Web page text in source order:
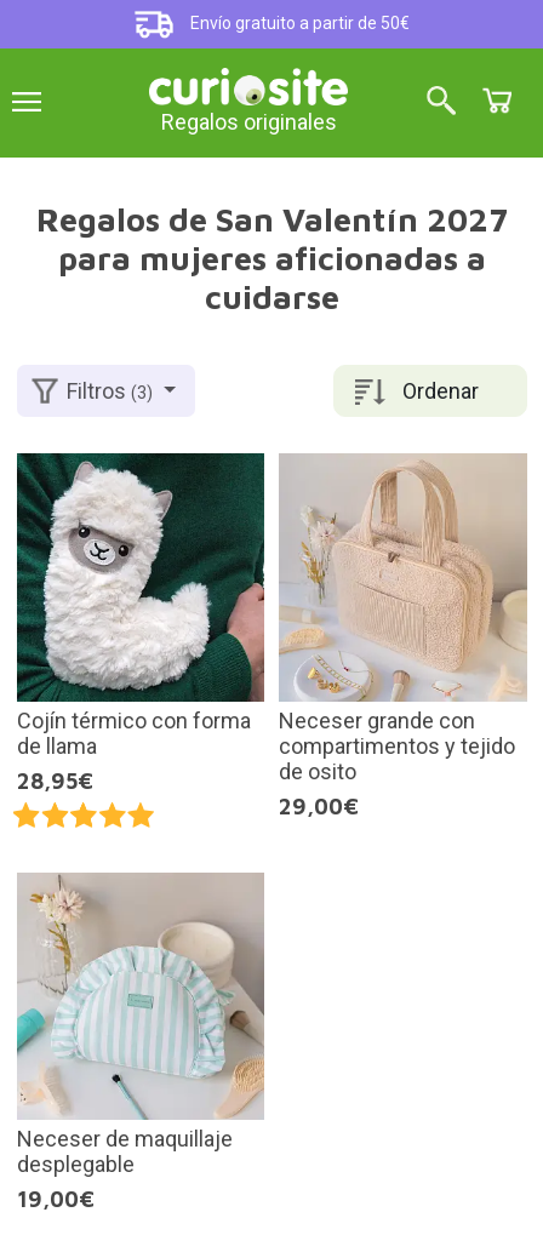
Envío gratuito a partir de 50€
Regalos originales
Regalos de San Valentín 2027
para mujeres aficionadas a
cuidarse
Ordenar
Filtros(3)
Cojín térmico con forma
de llama
28,95€
Neceser grande con
compartimentos y tejido
de osito
29,00€
Neceser de maquillaje
desplegable
19,00€